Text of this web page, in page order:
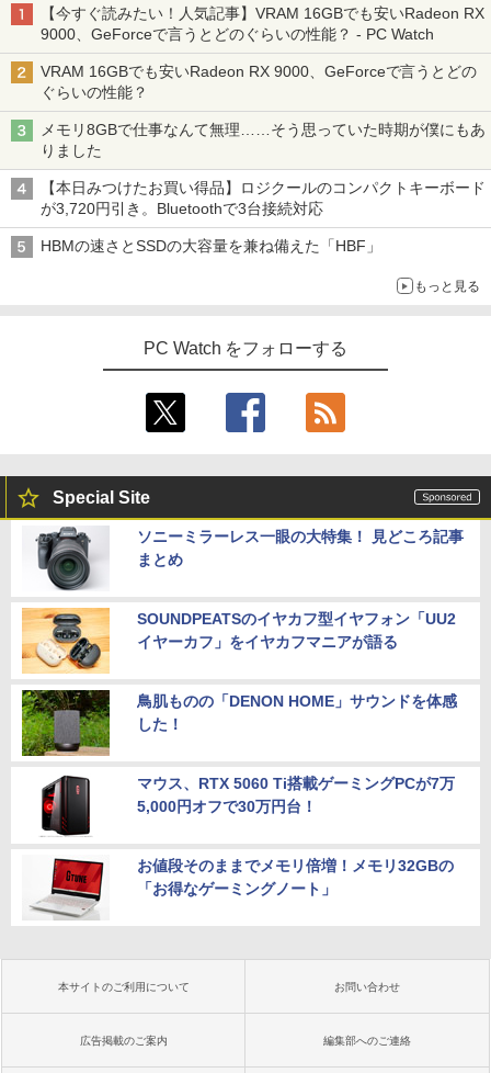
by Amazon 炭酸水 ラベルレス 500ml ×24本
強炭酸水 ペットボトル 500ミリリットル (Sm
art Basic)
みきった日本の水 2L 8本 ラベルレス [ ケース
] [ 水 ] [ ペットボトル ] [ 箱買い ] [ ストック
] [ 水分補給 ]
HUNTER×HUNTER モノクロ版 39 (ジャンプ
コミックスDIGITAL)
￥572
スーパーの裏でヤニ吸うふたり 9巻 (デジタル
￥810
￥12,555
3
【期間限定破格金額！】新生活 新古品 W
in11搭載 パソコンノートパソコンoffice
5.6型 インテル高速CPU ランダムで発送
メモリ4GB～ 高速SSD1TB 最大 フルHD
Webカメラ zoom 軽量薄型 無線 型番更
新で在庫処分
【★最大100%ポイント】【Windows11
正式対応 × テンキー】富士通 LIFEBOO
B/16GB/SSD:128GB/256GB/512GB/1T
B/DVD/Wi-fi/15.6型/Office/HDMI/USB3.
938 超軽量ノートパソコン 13.3型FHD
第7世代 Core i5 / メモリ8GB / SSD256G
B / Webカメラ / 初期設定不要
￥22,800
3
R291-DELL P2419H 23.8インチ 液晶モ
ニタ 1点 フルHD(1920x1080) 表面処理:
ノングレア(非光沢) HDMIx1/D-Subx1/Di
splayPortx1 ★送料無料★【中古動作
￥6,980
【楽天1位 10.5/11インチ 小型 軽量】モ
バイルモニター 10.5インチ 11インチ フ
ルHD 1080P 100%sRGB 400cd/m? 光沢
C対応 miniHDMI モニター 持ち運び サブ
￥10,999
120Hz /60Hz 2k 15.6インチ タッチパネ
ル 撥水加工ケース スタンド 非光沢 薄型
軽量 VESA ポータブル ps5/Mac/switch/
2対応 スピーカー内蔵 kksmart
￥594
4
[新品][全巻収納ダンボール本棚付]◆特典
新刊)[オリジナル缶バッジ付] 全巻セット
￥30,906
ちいかわ なんか小さくてかわいいやつ
ターズA） [ ナガノ ]
￥3,630
【今すぐ読みたい！人気記事】VRAM 16GBでも安いRadeon RX
9000、GeForceで言うとどのぐらいの性能？ - PC Watch
VRAM 16GBでも安いRadeon RX 9000、GeForceで言うとどの
ぐらいの性能？
メモリ8GBで仕事なんて無理……そう思っていた時期が僕にもあ
りました
【本日みつけたお買い得品】ロジクールのコンパクトキーボード
が3,720円引き。Bluetoothで3台接続対応
HBMの速さとSSDの大容量を兼ね備えた「HBF」
もっと見る
PC Watch をフォローする
Special Site
ソニーミラーレス一眼の大特集！ 見どころ記事
まとめ
SOUNDPEATSのイヤカフ型イヤフォン「UU2
イヤーカフ」をイヤカフマニアが語る
鳥肌ものの「DENON HOME」サウンドを体感
した！
マウス、RTX 5060 Ti搭載ゲーミングPCが7万
5,000円オフで30万円台！
お値段そのままでメモリ倍増！メモリ32GBの
「お得なゲーミングノート」
本サイトのご利用について お問い合わせ
広告掲載のご案内 編集部へのご連絡